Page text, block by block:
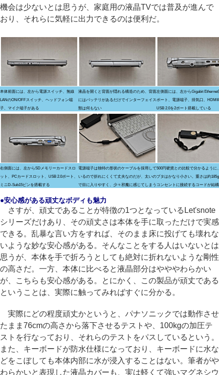
機会は少ないとは思うが、家庭用の液晶TVでは普及が進んで
おり、それらに気軽に出力できるのは便利だ。
本体前面には、左から電源スイッチ、無線
LANのON/OFFスイッチ、ヘッドフォン端
子、マイク端子がある
液晶を開くと背面が隠れる構造のため、背面
にはバッテリがあるだけでインターフェイス
類は何もない
左側面には、左からGigabit Ethernet
ポート、電源端子、排気口、HDMI
USB 2.0を2ポート搭載している
右側面には、左からSDメモリーカードスロ
ット、PCカードスロット、USB 2.0ポート、
ミニD-Sub15ピンを搭載する
電源端子は独特の形状のケーブルを採用して
いるので折れにくくて丈夫なのだが、太いの
で目に入りやすく、少々邪魔に感じてしまう
500円硬貨との比較で分かるように
プタはかなり小さい。重さは約
コンセントに接続するコードが結
●安心感がある頑丈なボディも魅力
さすが、頑丈であることが特徴の1つとなっているLet'snote
シリーズだけあり、その頑丈さは本体を手に取っただけで実感
できる。乱暴な言い方をすれば、そのまま床に投げても壊れな
いような妙な安心感がある。そんなことをする人はいないとは
思うが、本体を手で折ろうとしても絶対に折れないような剛性
の高さだ。一方、本体に比べると液晶部分はやややわらかい
が、こちらも安心感がある。とにかく、この製品が頑丈である
ということは、実際に触ってみればすぐに分かる。
実際にどの程度頑丈かというと、パナソニックでは動作させ
たまま76cmの高さから落下させるテストや、100kgの加圧テ
ストを行なっており、それらのテストをパスしているという。
また、キーボードが防水仕様になっており、キーボードに水な
どをこぼしても本体内部に水が浸入することはない。筆者がや
わらかいと表現した液晶カバーも、実は軽くて強いマグネシウ